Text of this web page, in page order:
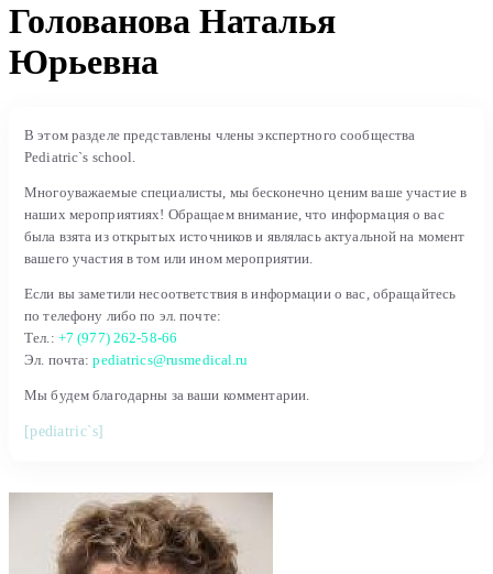
Голованова Наталья
Юрьевна
В этом разделе представлены члены экспертного сообщества
Pediatric`s school.
Многоуважаемые специалисты, мы бесконечно ценим ваше участие в
наших мероприятиях! Обращаем внимание, что информация о вас
была взята из открытых источников и являлась актуальной на момент
вашего участия в том или ином мероприятии.
Если вы заметили несоответствия в информации о вас, обращайтесь
по телефону либо по эл. почте:
Тел.: +7 (977) 262-58-66
Эл. почта:pediatrics@rusmedical.ru
Мы будем благодарны за ваши комментарии.
[pediatric`s]